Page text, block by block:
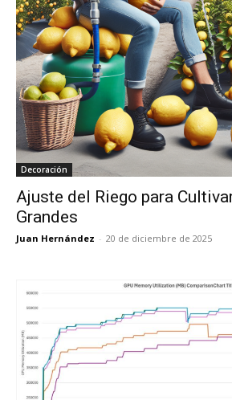
Decoración
Ajuste del Riego para
Grandes
Juan Hernández - 20 de diciembre de 2025